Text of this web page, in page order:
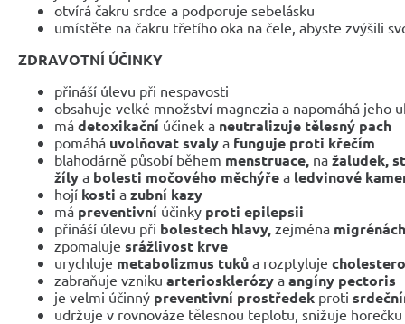
otvírá čakru srdce a podporuje sebelásku
umístěte na čakru třetího oka na čele, abyste zvýšili
ZDRAVOTNÍ ÚČINKY
přináší úlevu při nespavosti
obsahuje velké množství magnezia a napomáhá jeho
má detoxikační účinek a neutralizuje tělesný pach
pomáhá uvolňovat svaly a funguje proti křečím
blahodárně působí během menstruace, na žaludek,
žíly a bolesti močového měchýře a ledvinové
hojí kosti a zubní kazy
má preventivní účinky proti epilepsii
přináší úlevu při bolestech hlavy, zejména migrénách
zpomaluje srážlivost krve
urychluje metabolizmus tuků a rozptyluje
zabraňuje vzniku arteriosklerózy a angíny pectoris
je velmi účinný preventivní prostředek proti
udržuje v rovnováze tělesnou teplotu, snižuje